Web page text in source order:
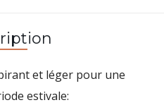
et léger pour une
estivale: